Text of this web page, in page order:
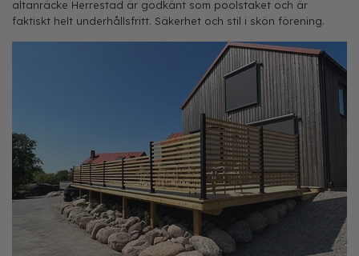
altanräcke Herrestad är godkänt som poolstaket och är
faktiskt helt underhållsfritt. Säkerhet och stil i skön förening.